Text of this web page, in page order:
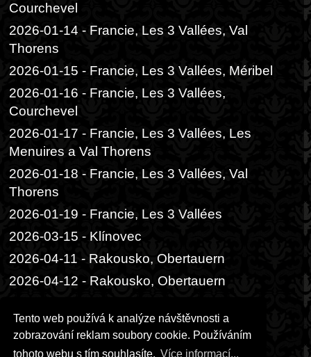
Tento web používá k analýze návštěvnosti a
zobrazování reklam soubory cookie. Používáním
tohoto webu s tím souhlasíte. Více informací...
Courchevel
2026-01-14 - Francie, Les 3 Vallées, Val
Thorens
2026-01-15 - Francie, Les 3 Vallées, Méribel
2026-01-16 - Francie, Les 3 Vallées,
Courchevel
2026-01-17 - Francie, Les 3 Vallées, Les
Menuires a Val Thorens
2026-01-18 - Francie, Les 3 Vallées, Val
Thorens
2026-01-19 - Francie, Les 3 Vallées
2026-03-15 - Klínovec
2026-04-11 - Rakousko, Obertauern
2026-04-12 - Rakousko, Obertauern
Brzobohatého
2026-06-06 - Praha, Festival ambasád